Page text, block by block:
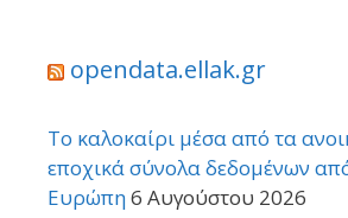
opendata.ellak.gr
Το καλοκαίρι μέσα από τα
εποχικά σύνολα δεδομένων
Ευρώπη6 Αυγούστου 2026